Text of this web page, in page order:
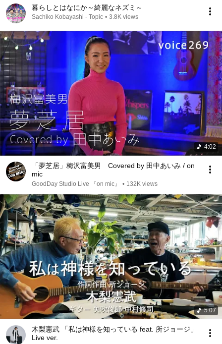
暮らしとはなにか～綺麗なネズミ～
Sachiko Kobayashi - Topic • 3.8K views
4:02
「夢芝居」梅沢富美男 Covered by 田中あいみ / on
mic
GoodDay Studio Live 『on mic』 • 132K views
5:07
木梨憲武 「私は神様を知っている feat. 所ジョージ」
Live ver.